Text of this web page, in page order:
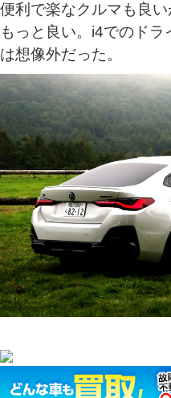
便利で楽なクルマも良
もっと良い。i4でのド
は想像外だった。